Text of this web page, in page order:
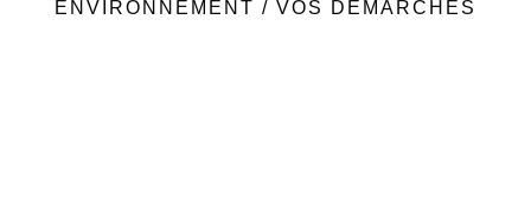
ENVIRONNEMENT / VOS DÉMARCHES